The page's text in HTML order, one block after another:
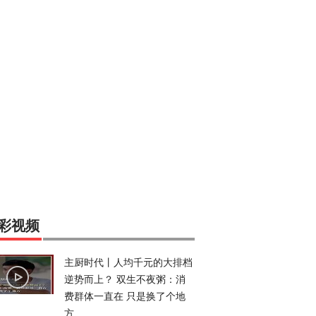
视频
主厨时代丨人均千元的大排档
逆势而上？ 双生不夜粥：消
费群体一直在 只是换了个地
方